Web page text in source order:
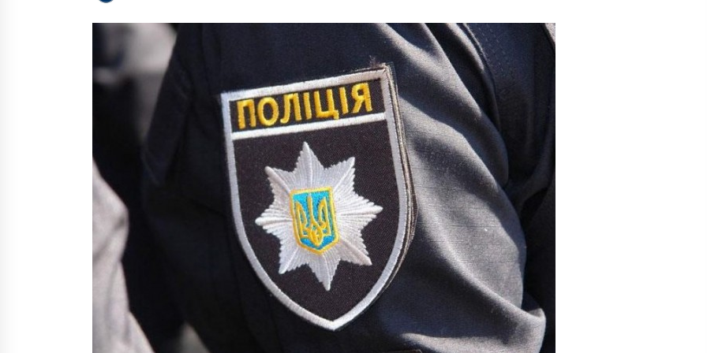
Освіта для різночинців. Історія
Другої київської гімназії
7 років ago
У Києві з-під асфальту забив
новий фонтан
5 років ago
Справжнє меценацтво: як
створили лікарню для бідних
дітей у XIX столлітті
7 років ago